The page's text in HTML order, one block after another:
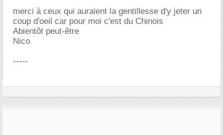
merci à ceux qui auraient la gentillesse d'y jeter un
coup d'oeil car pour moi c'est du Chinois
Abientôt peut-être
Nico
-----